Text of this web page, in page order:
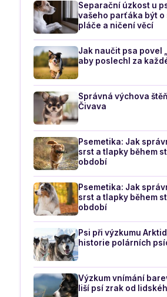
Separační úzkost u
vašeho parťáka být o
pláče a ničení věcí
Jak naučit psa povel
aby poslechl za
Správná výchova
Čivava
Psemetika: Jak
srst a tlapky během
období
Psemetika: Jak
srst a tlapky během
období
Psi při výzkumu
historie polárních
Výzkum vnímání
liší psí zrak od